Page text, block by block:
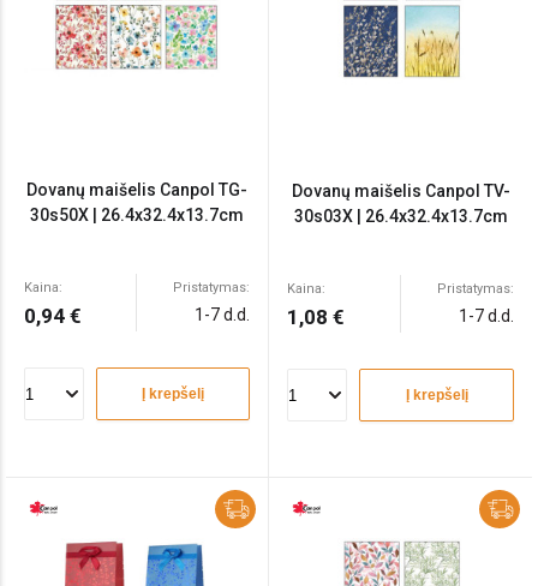
Dovanų maišelis Canpol TG-
30s50X | 26.4x32.4x13.7cm
Kaina:
0,94 €
Pristatymas:
1-7 d.d.
Į krepšelį
Dovanų maišelis Canpol TV-
30s03X | 26.4x32.4x13.7cm
Kaina:
1,08 €
Pristatymas:
1-7 d.d.
Į krepšelį